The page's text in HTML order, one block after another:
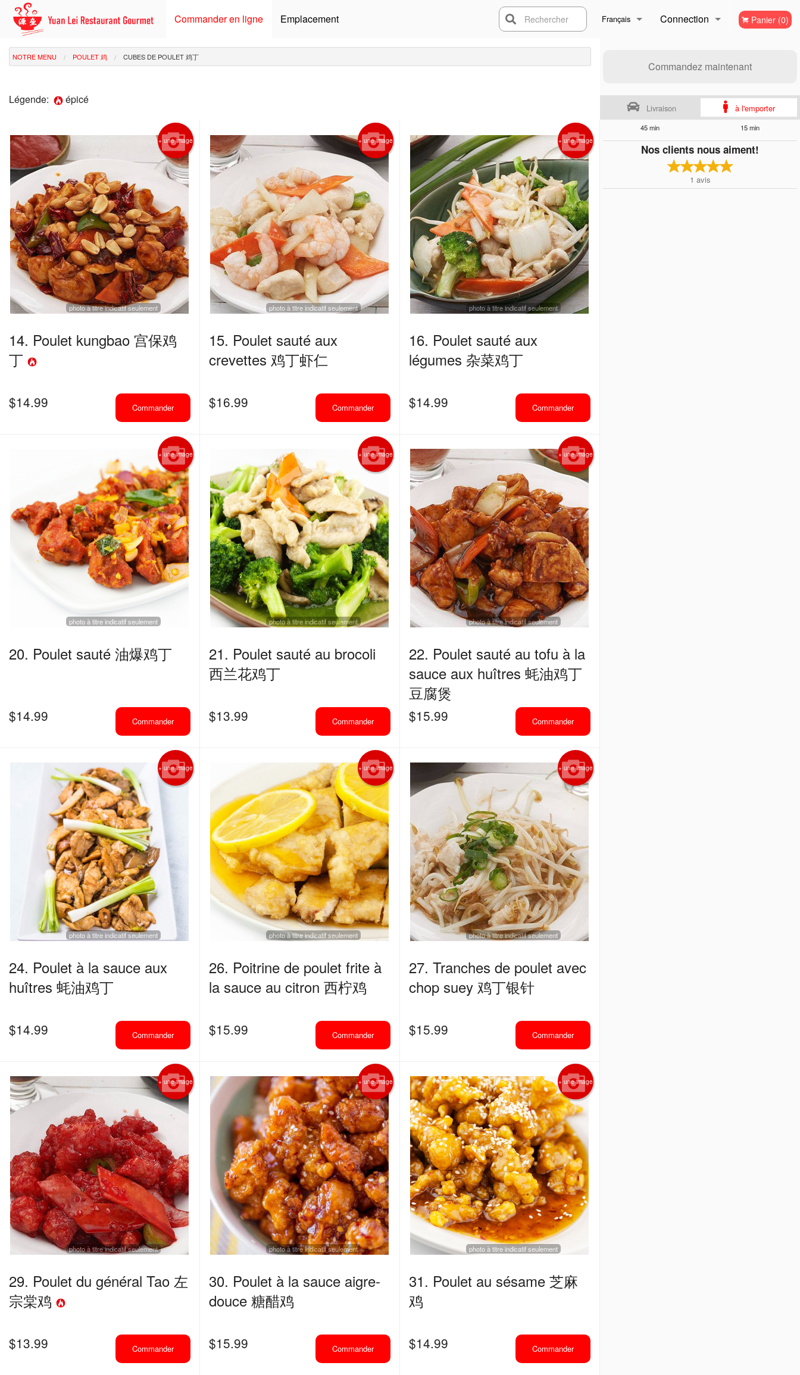
Commander en ligne Emplacement Français
English
Connection Panier (0)
Rechercher
Commandez maintenant
Livraison à l'emporter
45 min 15 min
Nos clients nous aiment!
1 avis
NOTRE MENU POULET 鸡 CUBES DE POULET 鸡丁
Légende: épicé
+ une image
photo à titre indicatif seulement
14. Poulet kungbao 宫保鸡
丁
$14.99 Commander
+ une image
photo à titre indicatif seulement
15. Poulet sauté aux
crevettes 鸡丁虾仁
$16.99 Commander
+ une image
photo à titre indicatif seulement
16. Poulet sauté aux
légumes 杂菜鸡丁
$14.99 Commander
+ une image
photo à titre indicatif seulement
20. Poulet sauté 油爆鸡丁
$14.99 Commander
+ une image
photo à titre indicatif seulement
21. Poulet sauté au brocoli
西兰花鸡丁
$13.99 Commander
+ une image
photo à titre indicatif seulement
22. Poulet sauté au tofu à la
sauce aux huîtres 蚝油鸡丁
豆腐煲
$15.99 Commander
+ une image
photo à titre indicatif seulement
24. Poulet à la sauce aux
huîtres 蚝油鸡丁
$14.99 Commander
+ une image
photo à titre indicatif seulement
26. Poitrine de poulet frite à
la sauce au citron 西柠鸡
$15.99 Commander
+ une image
photo à titre indicatif seulement
27. Tranches de poulet avec
chop suey 鸡丁银针
$15.99 Commander
+ une image
photo à titre indicatif seulement
29. Poulet du général Tao 左
宗棠鸡
$13.99 Commander
+ une image
photo à titre indicatif seulement
30. Poulet à la sauce aigre-
douce 糖醋鸡
$15.99 Commander
+ une image
photo à titre indicatif seulement
31. Poulet au sésame 芝麻
鸡
$14.99 Commander